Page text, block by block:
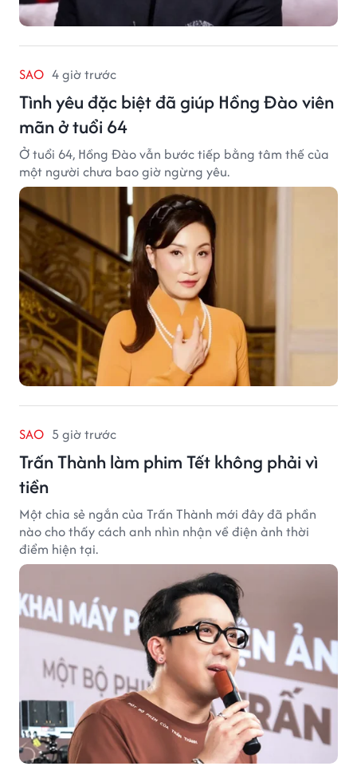
SAO 4 giờ trước
Tình yêu đặc biệt đã giúp Hồng Đào viên
mãn ở tuổi 64
Ở tuổi 64, Hồng Đào vẫn bước tiếp bằng tâm thế của
một người chưa bao giờ ngừng yêu.
SAO 5 giờ trước
Trấn Thành làm phim Tết không phải vì
tiền
Một chia sẻ ngắn của Trấn Thành mới đây đã phần
nào cho thấy cách anh nhìn nhận về điện ảnh thời
điểm hiện tại.